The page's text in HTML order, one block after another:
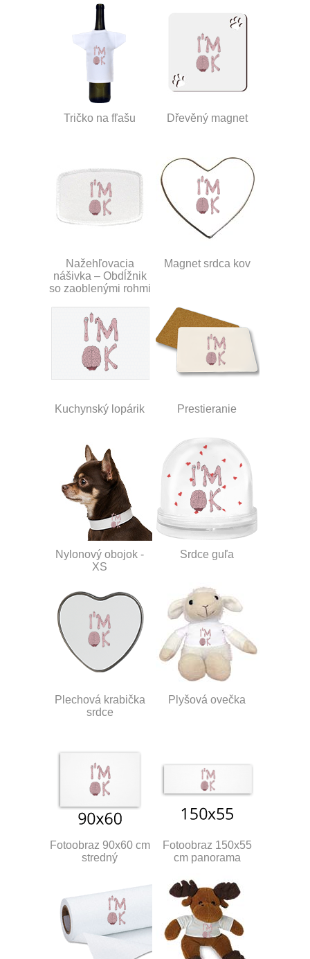
Tričko na fľašu Dřevěný magnet
Nažehľovacia
nášivka – Obdĺžnik
so zaoblenými rohmi
Magnet srdca kov
Kuchynský lopárik Prestieranie
Nylonový obojok -
XS
Srdce guľa
Plechová krabička
srdce
Plyšová ovečka
Fotoobraz 90x60 cm
stredný
Fotoobraz 150x55
cm panorama